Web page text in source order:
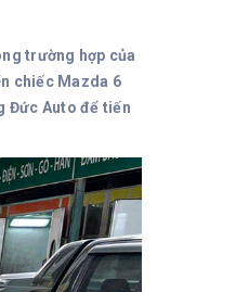
trường hợp của
chiếc Mazda 6
Đức Auto để tiến